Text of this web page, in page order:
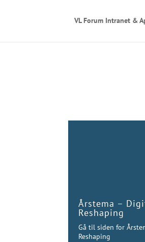
VL Forum Intranet &
Årstema –
Reshaping
Gå til siden for
Reshaping